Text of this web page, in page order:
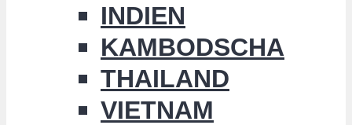
INDIEN
KAMBODSCHA
THAILAND
VIETNAM